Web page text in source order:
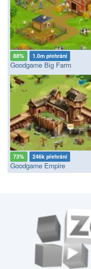
88% 1.0m přehrání
Goodgame Big Farm
73% 246k přehrání
Goodgame Empire